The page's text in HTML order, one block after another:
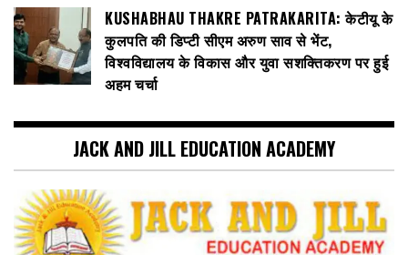
KUSHABHAU THAKRE PATRAKARITA: केटीयू के
कुलपति की डिप्टी सीएम अरुण साव से भेंट,
विश्वविद्यालय के विकास और युवा सशक्तिकरण पर हुई
अहम चर्चा
JACK AND JILL EDUCATION ACADEMY